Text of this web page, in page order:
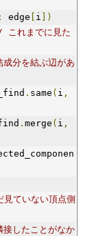
: edge i ])
れまでに見た
分を結ぶ辺があ
. same ( i ,
. merge ( i ,
ていない頂点側
したことがなか